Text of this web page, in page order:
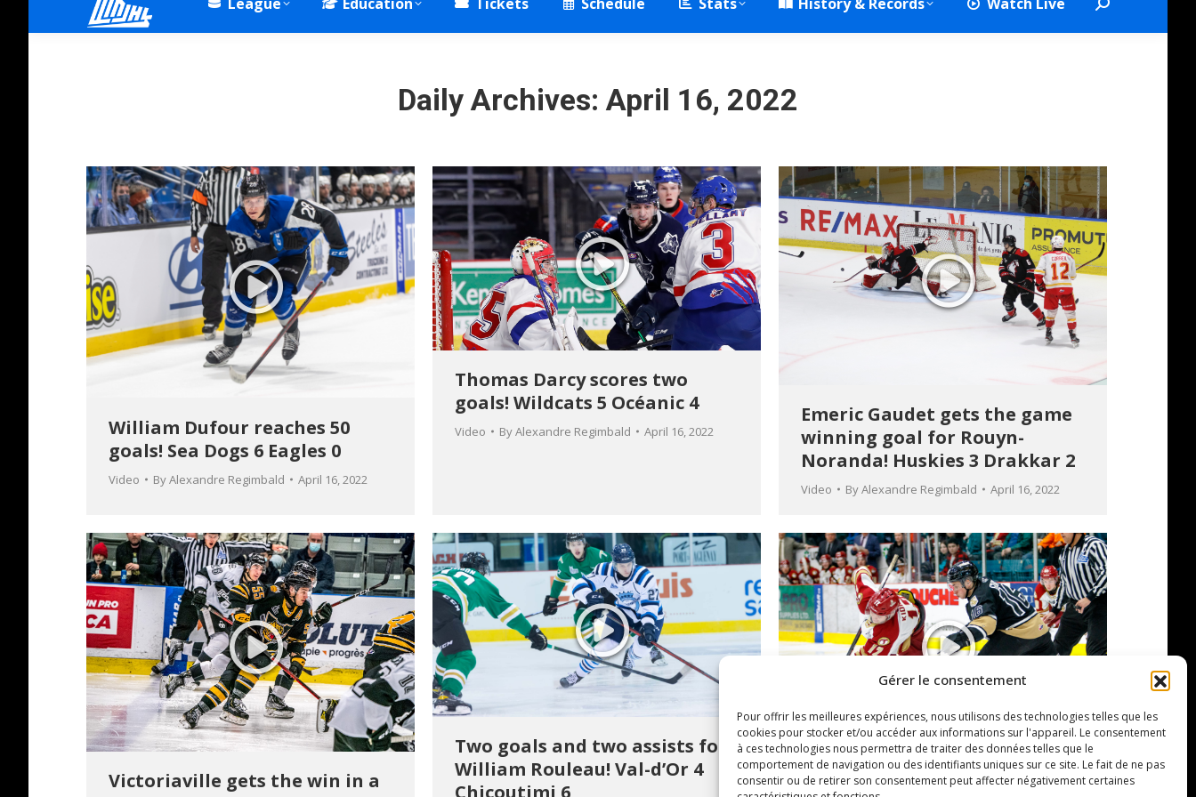
Gérer le consentement
Pour offrir les meilleures expériences, nous utilisons des technologies telles que les
cookies pour stocker et/ou accéder aux informations sur l'appareil. Le consentement
à ces technologies nous permettra de traiter des données telles que le
comportement de navigation ou des identifiants uniques sur ce site. Le fait de ne pas
consentir ou de retirer son consentement peut affecter négativement certaines
Search:
Daily Archives: April 16, 2022
William Dufour reaches 50
goals! Sea Dogs 6 Eagles 0
Video ByAlexandre Regimbald April 16, 2022
Thomas Darcy scores two
goals! Wildcats 5 Océanic 4
Video ByAlexandre Regimbald April 16, 2022
Emeric Gaudet gets the game
winning goal for Rouyn-
Noranda! Huskies 3 Drakkar 2
Video ByAlexandre Regimbald April 16, 2022
Victoriaville gets the win in a
Two goals and two assists for
William Rouleau! Val-d’Or 4
Patrick Guay gets 3 points in